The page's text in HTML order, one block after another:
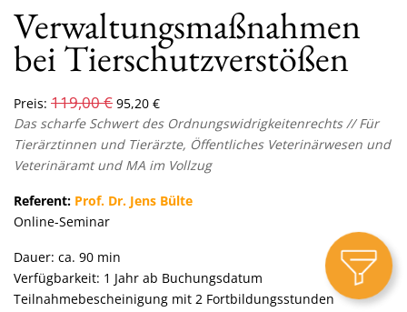
Verwaltungsmaßnahmen
bei Tierschutzverstößen
Preis: 119,00€ 95,20 €
Das scharfe Schwert des Ordnungswidrigkeitenrechts // Für
Tierärztinnen und Tierärzte, Öffentliches Veterinärwesen und
Veterinäramt und MA im Vollzug
Referent: Prof. Dr. Jens Bülte
Online-Seminar
Dauer: ca. 90 min
Verfügbarkeit: 1 Jahr ab Buchungsdatum
Teilnahmebescheinigung mit 2 Fortbildungsstunden